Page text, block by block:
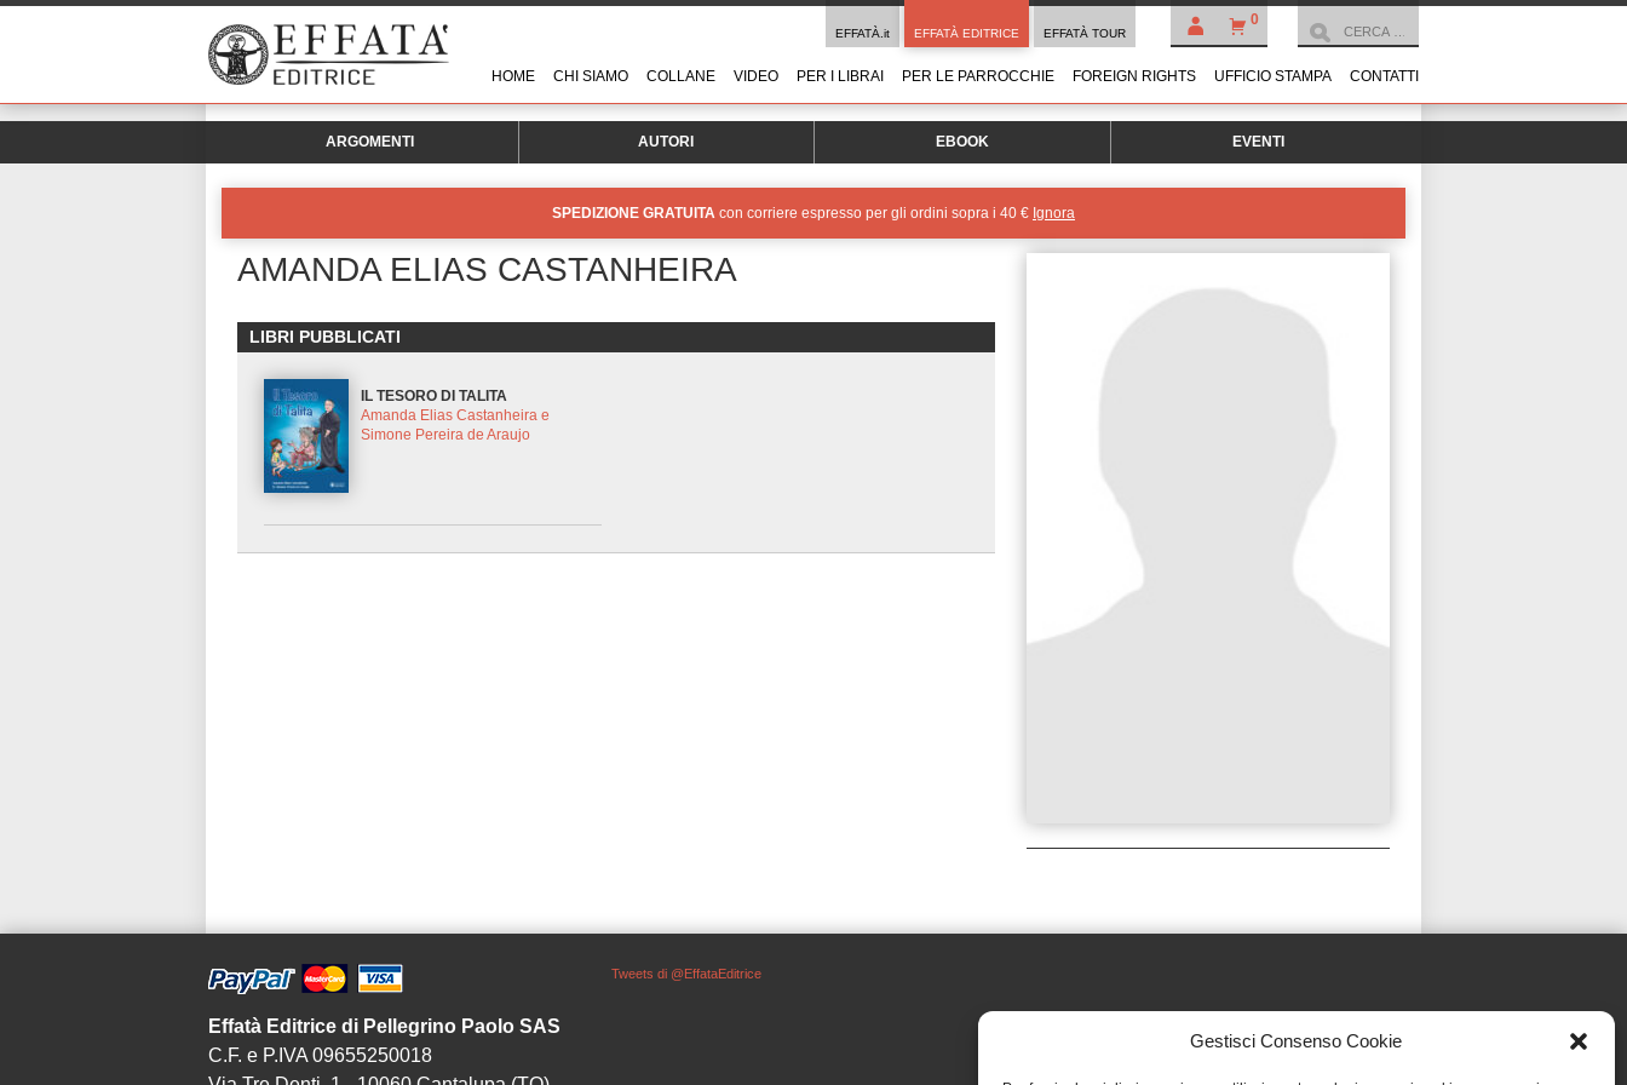
Gestisci Consenso Cookie
0
EFFATÀ.it EFFATÀ EDITRICE EFFATÀ TOUR
HOME CHI SIAMO COLLANE VIDEO PER I LIBRAI PER LE PARROCCHIE FOREIGN RIGHTS UFFICIO STAMPA CONTATTI
ARGOMENTI AUTORI EBOOK EVENTI
SPEDIZIONE GRATUITA con corriere espresso per gli ordini sopra i 40 € Ignora
AMANDA ELIAS CASTANHEIRA
LIBRI PUBBLICATI
IL TESORO DI TALITA
Amanda Elias Castanheira e
Simone Pereira de Araujo
Effatà Editrice di Pellegrino Paolo SAS
C.F. e P.IVA 09655250018
Tweets di @EffataEditrice